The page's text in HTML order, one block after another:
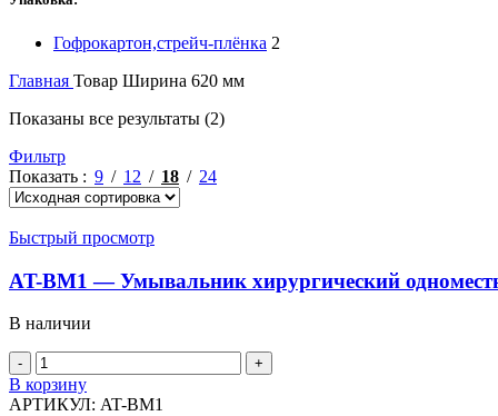
Гофрокартон,стрейч-плёнка 2
Главная Товар Ширина 620 мм
Показаны все результаты (2)
Фильтр
Показать
9 12 18 24
Быстрый просмотр
AT-BM1 — Умывальник хирургический
В наличии
В корзину
АРТИКУЛ: AT-BM1